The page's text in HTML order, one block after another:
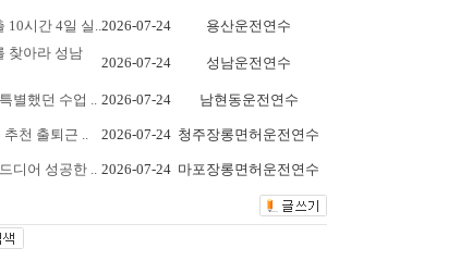
10시간 4일 실..2026-07-24 용산운전연수
찾아라 성남
2026-07-24 성남운전연수
별했던 수업 .. 2026-07-24 남현동운전연수
천 출퇴근 .. 2026-07-24 청주장롱면허운전연수
디어 성공한 .. 2026-07-24 마포장롱면허운전연수